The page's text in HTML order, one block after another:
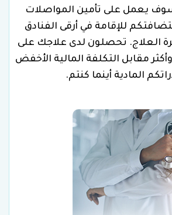
يعمل على تأمين المواصلات
للإقامة في أرقى الفنادق
العلاج. تحصلون لدى علاجك على
مقابل التكلفة المالية الأخفض
المادية أينما كنتم.